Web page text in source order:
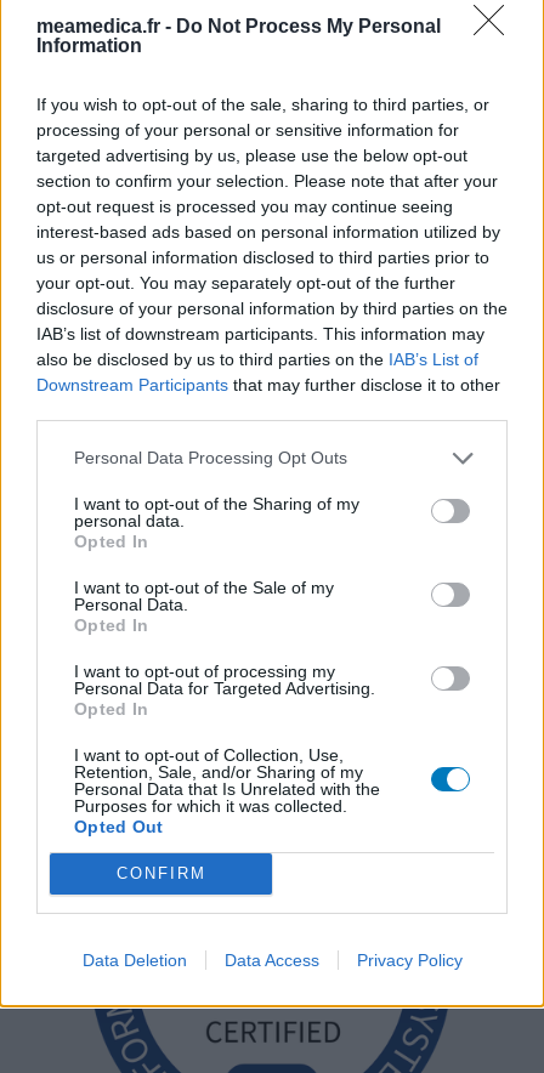
meamedica.fr - Do Not Process My Personal
Information
If you wish to opt-out of the sale, sharing to third parties, or
processing of your personal or sensitive information for
targeted advertising by us, please use the below opt-out
section to confirm your selection. Please note that after your
opt-out request is processed you may continue seeing
interest-based ads based on personal information utilized by
us or personal information disclosed to third parties prior to
your opt-out. You may separately opt-out of the further
disclosure of your personal information by third parties on the
IAB’s list of downstream participants. This information may
also be disclosed by us to third parties on the IAB’s List of
Downstream Participants that may further disclose it to other
Personal Data Processing Opt Outs
I want to opt-out of the Sharing of my
personal data.
Opted In
I want to opt-out of the Sale of my
Personal Data.
Opted In
I want to opt-out of processing my
Personal Data for Targeted Advertising.
Opted In
I want to opt-out of Collection, Use,
Retention, Sale, and/or Sharing of my
Personal Data that Is Unrelated with the
Purposes for which it was collected.
Opted Out
CONFIRM
Data Deletion Data Access Privacy Policy
Les évaluations de cette page sont écrites par les utilisateurs
l’évaluation d’un médicament, avant d’être approuvés. Pour
partager des évaluations, il n’est pas nécessaire de posséder
des connaissances médicales. De cette façon, les évaluations
reflètent seulement une image fidèle des expériences propres
aux utilisateurs et pas celle du propriétaire de ce site web.
N’oubliez-pas que les expériences peuvent varier selon les
individus et que pour tout avis médical, il faut toujours prendre
contact avec votre médecin ou votre pharmacien.